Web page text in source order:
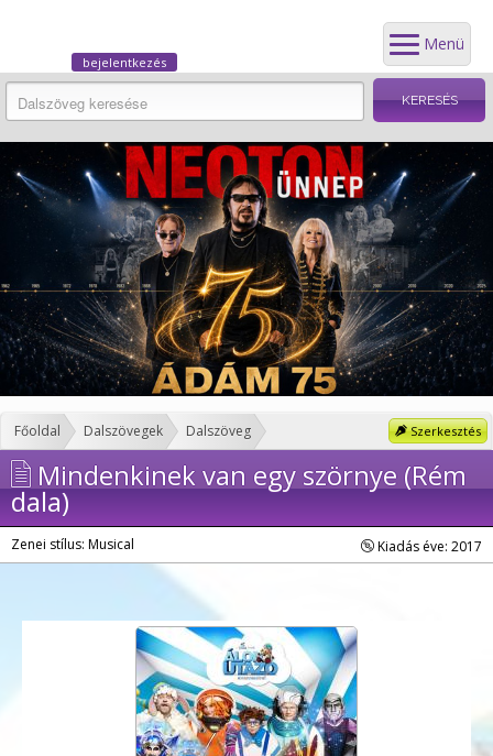
Menü
bejelentkezés
Szerkesztés
Főoldal Dalszövegek Dalszöveg
Mindenkinek van egy szörnye (Rém
dala)
Zenei stílus: Musical Kiadás éve: 2017